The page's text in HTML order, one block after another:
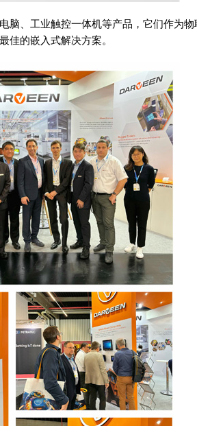
脑、工业触控一体机等产品，它们作为物
佳的嵌入式解决方案。